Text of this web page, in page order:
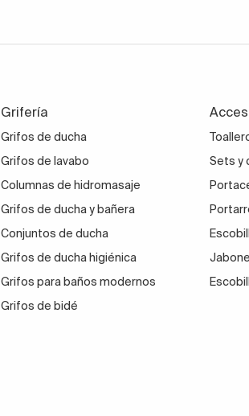
Grifería
Grifos de ducha
Grifos de lavabo
Columnas de hidromasaje
Grifos de ducha y bañera
Conjuntos de ducha
Grifos de ducha higiénica
Grifos para baños modernos
Grifos de bidé
Sets y